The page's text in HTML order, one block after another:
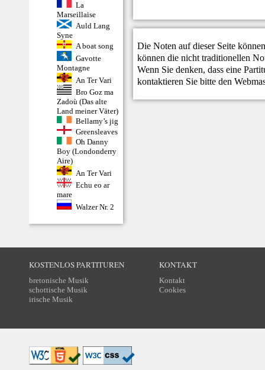
La
Marseillaise
Auld Lang
Syne
A boat song
Gavotte
Montagne
An Ter Vari
Bro Goz ma
Zadoù (Das alte
Land meiner Väter)
Bellamy’s jig
Greensleaves
Oh Danny
Boy (Londonderry
Aire)
An Ter Vari
Echu eo ar
mare
Walzer Nr. 2
Die Noten auf dieser Seite
können die nicht traditionellen
Wenn Sie denken, dass eine
kontaktieren Sie bitte den
KOSTENLOS PARTITUREN
bretonische Musik
schottische Musik
irische Musik
KONTAKT
Kontakt
Cookies